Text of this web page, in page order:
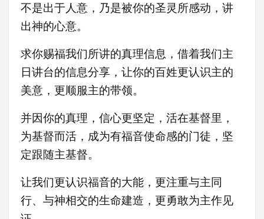
不是出于人意，乃是被你的圣灵所感动，讲
出神的心意。
求你赐福我们所讲的真理信息，借着我们主
日讲台的信息分享，让你的百姓更认识主的
美意，更顺服主的带领。
并因你的真理，信心更坚定，活在基督里，
为基督而活，成为有福音使命感的门徒，坚
定跟随主基督。
让我们更认识福音的大能，更注重与主同
行、与神相交的生命建造，更勇敢为主作见